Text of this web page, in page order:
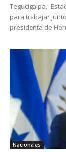
Tegucigalpa.-
para trabajar
presidenta de
Nacionales